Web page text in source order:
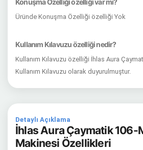
Konuşma Özelliği özelliği var mı?
Üründe Konuşma Özelliği özelliği Yok
Kullanım Kılavuzu özelliği nedir?
Kullanım Kılavuzu özelliği İhlas Aura
Kullanım Kılavuzu olarak duyurulmuştur.
Detaylı Açıklama
İhlas Aura Çaymatik 106-
Makinesi Özellikleri